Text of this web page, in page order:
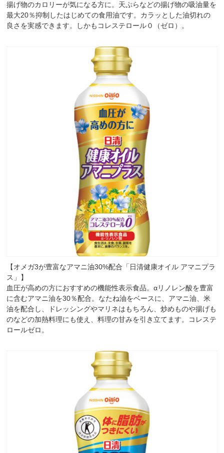
揚げ物のカロリーが気になる方に。天ぷらなどの揚げ物の吸油量を
最大20％抑制したはじめての食用油です。カラッとした油切れの
良さを実感できます。しかもコレステロール０（ゼロ）。
【オメガ3が豊富なアマニ油30%配合「日清健康オイル アマニプラ
ス」】
血圧が高めの方におすすめの機能性表示食品。αリノレン酸を豊富
に含むアマニ油を30％配合。なたね油をベースに、アマニ油、米
油を配合し、ドレッシングやマリネはもちろん、炒めものや揚げも
のなどの加熱料理にも使え、料理の甘みを引き立てます。コレステ
ロールゼロ。